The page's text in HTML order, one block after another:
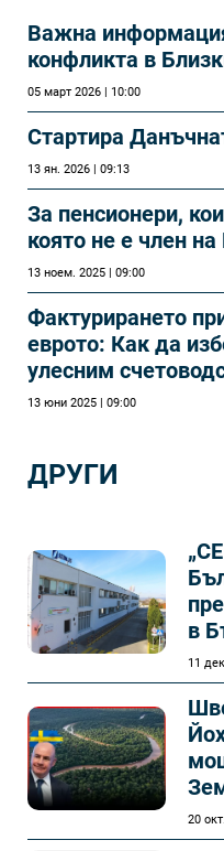
Важна
конфликта в
05 март 2026 | 10:00
Стартира
13 ян. 2026 | 09:13
За пенсионери,
която не е член
13 ноем. 2025 | 09:00
Фактурирането
еврото: Как да
улесним
13 юни 2025 | 09:00
ДРУГИ
в
11
20